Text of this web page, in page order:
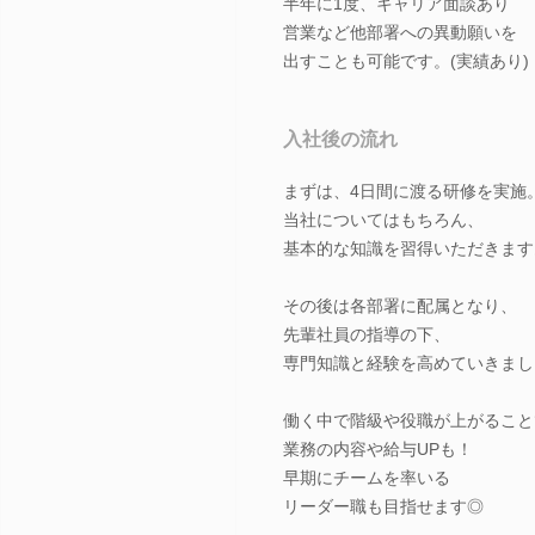
営業など他部署への異動願いを
出すことも可能です。(実績あり)
入社後の流れ
まずは、4日間に渡る研修を実施。
当社についてはもちろん、
基本的な知識を習得いただきます
その後は各部署に配属となり、
先輩社員の指導の下、
専門知識と経験を高めていきまし
働く中で階級や役職が上がること
業務の内容や給与UPも！
早期にチームを率いる
リーダー職も目指せます◎